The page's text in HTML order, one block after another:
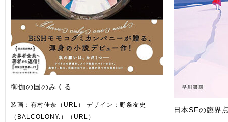
御伽の国のみくる
装画：有村佳奈（URL） デザイン：野条友史
（BALCOLONY.）（URL）
日本SFの臨界